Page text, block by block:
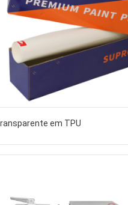
em TPU